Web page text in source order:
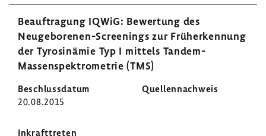
Beauf­tra­gung IQWiG: Bewer­tung des
Neugeborenen-​Screenings zur Früh­erken­nung
der Tyro­sin­ämie Typ I mittels Tandem-​
Massenspektrometrie (TMS)
20.08.2015